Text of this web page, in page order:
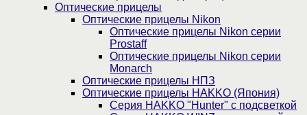
Оптические прицелы
Оптические прицелы Nikon
Оптические прицелы Nikon серии
Prostaff
Оптические прицелы Nikon серии
Monarch
Оптические прицелы НПЗ
Оптические прицелы HAKKO (Япония)
Cерия HAKKO "Hunter" с подсветкой